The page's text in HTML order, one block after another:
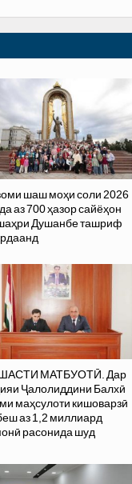
шаш моҳи соли 2026
аз 700 ҳазор сайёҳон
Душанбе ташриф
МАТБУОТӢ. Дар
Ҷалолиддини Балхӣ
маҳсулоти кишоварзӣ
аз 1,2 миллиард
расонида шуд